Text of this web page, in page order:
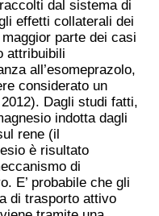
dal sistema di
effetti collaterali dei
parte dei casi
attribuibili
all’esomeprazolo,
considerato un
Dagli studi fatti,
indotta dagli
rene (il
è risultato
di
E’ probabile che gli
di trasporto attivo